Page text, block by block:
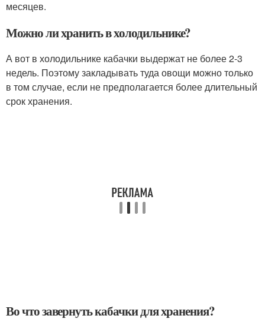
месяцев.
Можно ли хранить в холодильнике?
А вот в холодильнике кабачки выдержат не более 2-3
недель. Поэтому закладывать туда овощи можно только
в том случае, если не предполагается более длительный
срок хранения.
Во что завернуть кабачки для хранения?